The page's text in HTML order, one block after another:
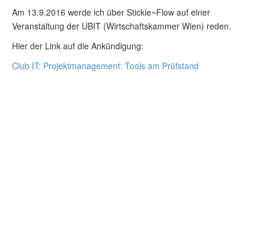
Am 13.9.2016 werde ich über Stickie~Flow auf einer
Veranstaltung der UBIT (Wirtschaftskammer Wien) reden.
Hier der Link auf die Ankündigung:
Club IT: Projektmanagement: Tools am Prüfstand